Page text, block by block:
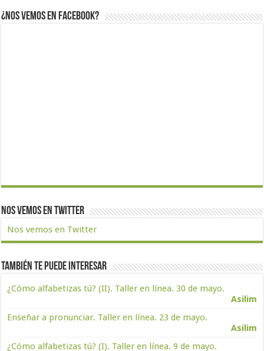
¿Nos vemos en Facebook?
Nos vemos en Twitter
Nos vemos en Twitter
También te puede interesar
¿Cómo alfabetizas tú? (II). Taller en línea. 30 de mayo.
Asilim
Enseñar a pronunciar. Taller en línea. 23 de mayo.
Asilim
¿Cómo alfabetizas tú? (I). Taller en línea. 9 de mayo.